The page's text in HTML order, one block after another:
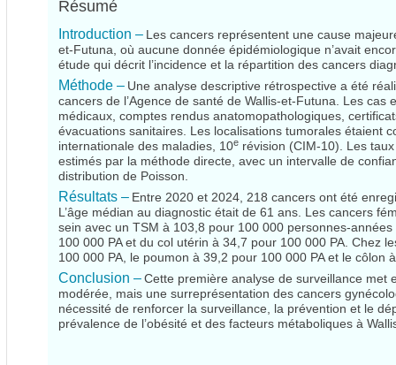
Résumé
Introduction – Les cancers représentent une cause
et-Futuna, où aucune donnée épidémiologique n’avait
étude qui décrit l’incidence et la répartition des cancers
Méthode – Une analyse descriptive rétrospective a été
cancers de l’Agence de santé de Wallis-et-Futuna. Les cas
médicaux, comptes rendus anatomopathologiques,
évacuations sanitaires. Les localisations tumorales étaient
internationale des maladies, 10e révision (CIM-10). Les
estimés par la méthode directe, avec un intervalle de
distribution de Poisson.
Résultats – Entre 2020 et 2024, 218 cancers ont été
L’âge médian au diagnostic était de 61 ans. Les cancers
sein avec un TSM à 103,8 pour 100 000 personnes-
100 000 PA et du col utérin à 34,7 pour 100 000 PA. Chez
100 000 PA, le poumon à 39,2 pour 100 000 PA et le côlon
Conclusion –Cette première analyse de surveillance met
modérée, mais une surreprésentation des cancers
nécessité de renforcer la surveillance, la prévention et le
prévalence de l’obésité et des facteurs métaboliques à